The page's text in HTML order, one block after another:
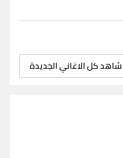
شاهد كل الاغاني الجديدة